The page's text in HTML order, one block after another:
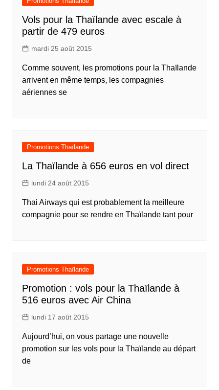
Vols pour la Thaïlande avec escale à
partir de 479 euros
mardi 25 août 2015
Comme souvent, les promotions pour la Thaïlande
arrivent en même temps, les compagnies
aériennes se
Promotions Thaïlande
La Thaïlande à 656 euros en vol direct
lundi 24 août 2015
Thai Airways qui est probablement la meilleure
compagnie pour se rendre en Thaïlande tant pour
Promotions Thaïlande
Promotion : vols pour la Thaïlande à
516 euros avec Air China
lundi 17 août 2015
Aujourd’hui, on vous partage une nouvelle
promotion sur les vols pour la Thaïlande au départ
de